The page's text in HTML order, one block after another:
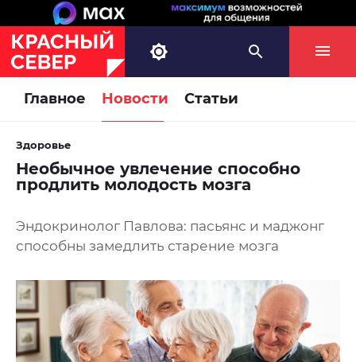
Главное Новости Статьи
Здоровье
Необычное увлечение способно
продлить молодость мозга
Эндокринолог Павлова: пасьянс и маджонг
способны замедлить старение мозга